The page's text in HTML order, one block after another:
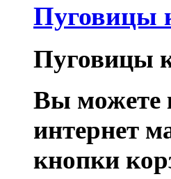
Пуговицы
Пуговицы
Вы можете
интернет
кнопки